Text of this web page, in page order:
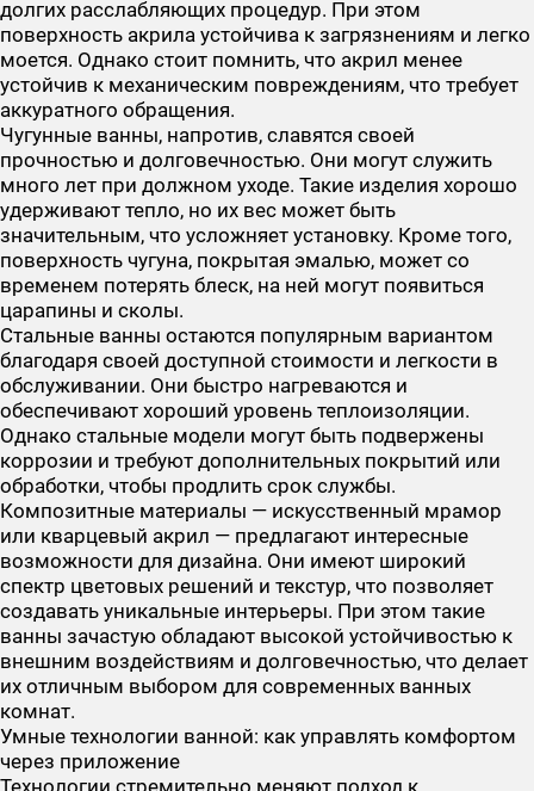
долгих расслабляющих процедур. При этом
поверхность акрила устойчива к загрязнениям и легко
моется. Однако стоит помнить, что акрил менее
устойчив к механическим повреждениям, что требует
аккуратного обращения.
Чугунные ванны, напротив, славятся своей
прочностью и долговечностью. Они могут служить
много лет при должном уходе. Такие изделия хорошо
удерживают тепло, но их вес может быть
значительным, что усложняет установку. Кроме того,
поверхность чугуна, покрытая эмалью, может со
временем потерять блеск, на ней могут появиться
царапины и сколы.
Стальные ванны остаются популярным вариантом
благодаря своей доступной стоимости и легкости в
обслуживании. Они быстро нагреваются и
обеспечивают хороший уровень теплоизоляции.
Однако стальные модели могут быть подвержены
коррозии и требуют дополнительных покрытий или
обработки, чтобы продлить срок службы.
Композитные материалы — искусственный мрамор
или кварцевый акрил — предлагают интересные
возможности для дизайна. Они имеют широкий
спектр цветовых решений и текстур, что позволяет
создавать уникальные интерьеры. При этом такие
ванны зачастую обладают высокой устойчивостью к
внешним воздействиям и долговечностью, что делает
их отличным выбором для современных ванных
комнат.
Умные технологии ванной: как управлять комфортом
через приложение
Технологии стремительно меняют подход к